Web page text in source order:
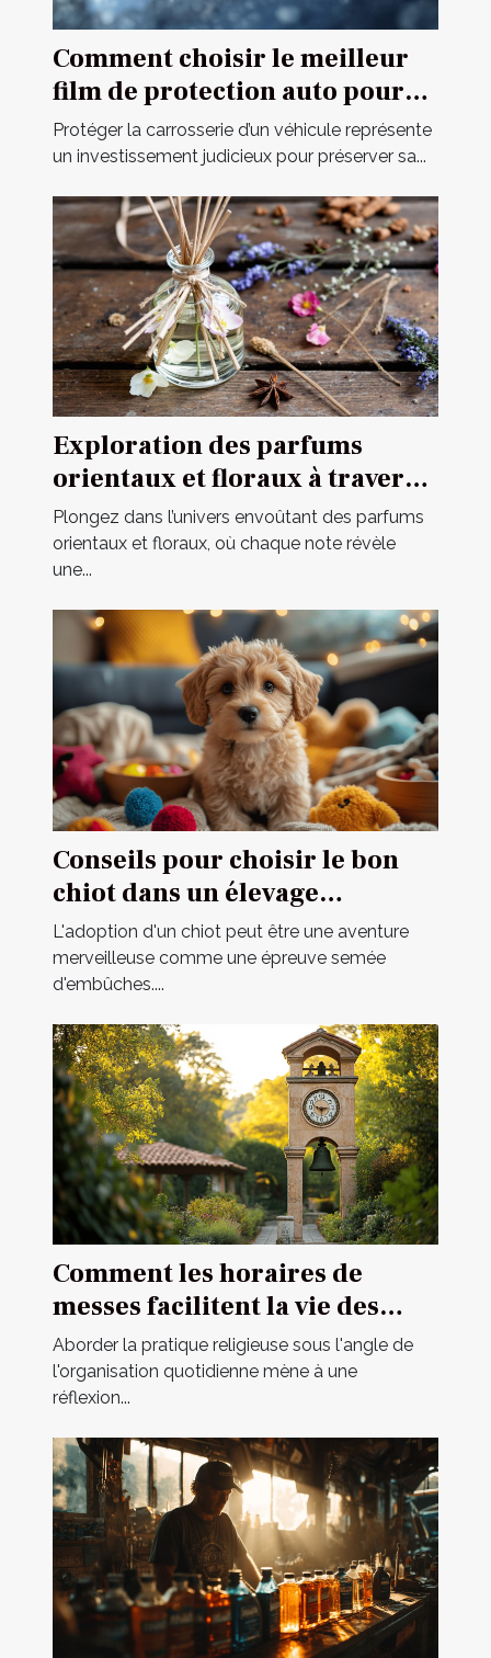
Comment choisir le meilleur
film de protection auto pour
votre véhicule ?
Protéger la carrosserie d’un véhicule représente
un investissement judicieux pour préserver sa...
Exploration des parfums
orientaux et floraux à travers
une fragrance iconique
Plongez dans l’univers envoûtant des parfums
orientaux et floraux, où chaque note révèle
une...
Conseils pour choisir le bon
chiot dans un élevage
spécialisé
L'adoption d'un chiot peut être une aventure
merveilleuse comme une épreuve semée
d'embûches....
Comment les horaires de
messes facilitent la vie des
pratiquants
Aborder la pratique religieuse sous l'angle de
l'organisation quotidienne mène à une
réflexion...